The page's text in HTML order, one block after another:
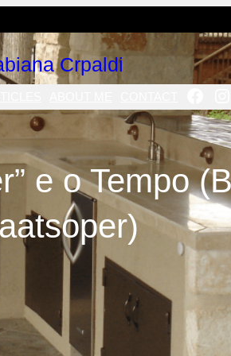
Crpaldi
e o Tempo